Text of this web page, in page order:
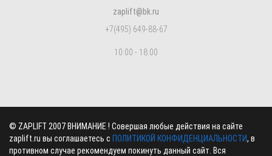
zaplift@bk.ru
+7(495) 649-88-67
10:00 - 18:00
© ZAPLIFT 2007 ВНИМАНИЕ ! Совершая любые действия на сайте
zaplift.ru вы соглашаетесь с ПОЛИТИКОЙ КОНФИДЕНЦИАЛЬНОСТИ, в
противном случае рекомендуем покинуть данный сайт. Вся